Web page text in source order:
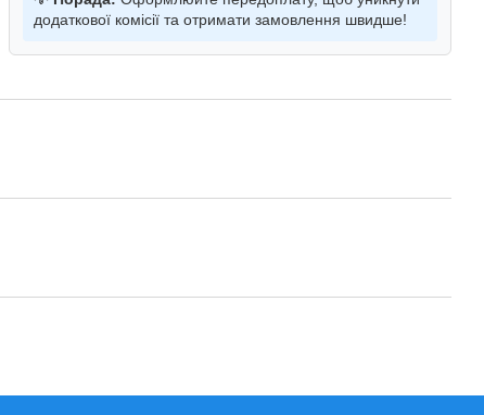
додаткової комісії та отримати замовлення швидше!